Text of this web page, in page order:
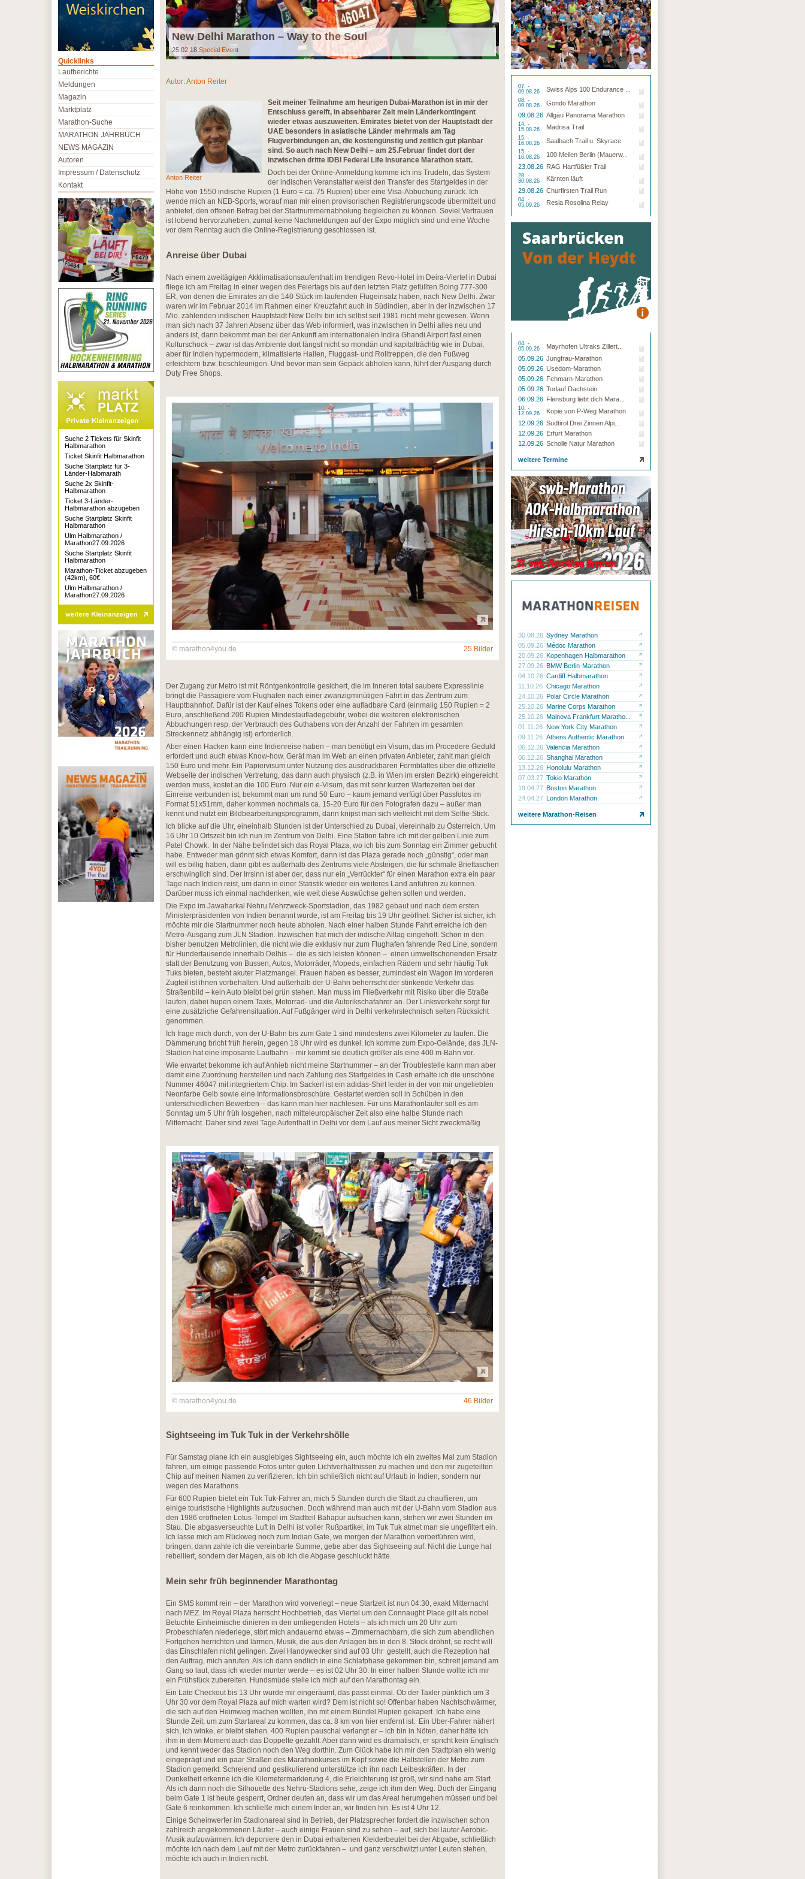
New Delhi Marathon – Way to the Soul
25.02.18 Special Event
Autor:Anton Reiter
Anton Reiter
Seit meiner Teilnahme am heurigen Dubai-Marathon ist in mir der
Entschluss gereift, in absehbarer Zeit mein Länderkontingent
wieder etwas auszuweiten. Emirates bietet von der Hauptstadt der
UAE besonders in asiatische Länder mehrmals am Tag
Flugverbindungen an, die kostengünstig und zeitlich gut planbar
sind. So auch nach New Delhi – am 25.Februar findet dort der
inzwischen dritte IDBI Federal Life Insurance Marathon statt.
Doch bei der Online-Anmeldung komme ich ins Trudeln, das System
der indischen Veranstalter weist den Transfer des Startgeldes in der
Höhe von 1550 indische Rupien (1 Euro = ca. 75 Rupien) über eine Visa-Abbuchung zurück. Ich
wende mich an NEB-Sports, worauf man mir einen provisorischen Registrierungscode übermittelt und
anbietet, den offenen Betrag bei der Startnummernabholung begleichen zu können. Soviel Vertrauen
ist lobend hervorzuheben, zumal keine Nachmeldungen auf der Expo möglich sind und eine Woche
vor dem Renntag auch die Online-Registrierung geschlossen ist.
Anreise über Dubai
Nach einem zweitägigen Akklimatisationsaufenthalt im trendigen Revo-Hotel im Deira-Viertel in Dubai
fliege ich am Freitag in einer wegen des Feiertags bis auf den letzten Platz gefüllten Boing 777-300
ER, von denen die Emirates an die 140 Stück im laufenden Flugeinsatz haben, nach New Delhi. Zwar
waren wir im Februar 2014 im Rahmen einer Kreuzfahrt auch in Südindien, aber in der inzwischen 17
Mio. zählenden indischen Hauptstadt New Delhi bin ich selbst seit 1981 nicht mehr gewesen. Wenn
man sich nach 37 Jahren Absenz über das Web informiert, was inzwischen in Delhi alles neu und
anders ist, dann bekommt man bei der Ankunft am internationalen Indira Ghandi Airport fast einen
Kulturschock – zwar ist das Ambiente dort längst nicht so mondän und kapitalträchtig wie in Dubai,
aber für Indien hypermodern, klimatisierte Hallen, Fluggast- und Rolltreppen, die den Fußweg
erleichtern bzw. beschleunigen. Und bevor man sein Gepäck abholen kann, führt der Ausgang durch
Duty Free Shops.
© marathon4you.de 25 Bilder
Der Zugang zur Metro ist mit Röntgenkontrolle gesichert, die im Inneren total saubere Expresslinie
bringt die Passagiere vom Flughafen nach einer zwanzigminütigen Fahrt in das Zentrum zum
Hauptbahnhof. Dafür ist der Kauf eines Tokens oder eine aufladbare Card (einmalig 150 Rupien = 2
Euro, anschließend 200 Rupien Mindestaufladegebühr, wobei die weiteren elektronischen
Abbuchungen resp. der Verbrauch des Guthabens von der Anzahl der Fahrten im gesamten
Streckennetz abhängig ist) erforderlich.
Aber einen Hacken kann eine Indienreise haben – man benötigt ein Visum, das im Procedere Geduld
erfordert und auch etwas Know-how. Gerät man im Web an einen privaten Anbieter, zahlt man gleich
150 Euro und mehr. Ein Papiervisum unter Nutzung des ausdruckbaren Formblattes über die offizielle
Webseite der indischen Vertretung, das dann auch physisch (z.B. in Wien im ersten Bezirk) eingereicht
werden muss, kostet an die 100 Euro. Nur ein e-Visum, das mit sehr kurzen Wartezeiten bei der
Einreise verbunden ist, bekommt man um rund 50 Euro – kaum jemand verfügt über Passfotos im
Format 51x51mm, daher kommen nochmals ca. 15-20 Euro für den Fotografen dazu – außer man
kennt und nutzt ein Bildbearbeitungsprogramm, dann knipst man sich vielleicht mit dem Selfie-Stick.
Ich blicke auf die Uhr, eineinhalb Stunden ist der Unterschied zu Dubai, viereinhalb zu Österreich. Um
16 Uhr 10 Ortszeit bin ich nun im Zentrum von Delhi. Eine Station fahre ich mit der gelben Linie zum
Patel Chowk. In der Nähe befindet sich das Royal Plaza, wo ich bis zum Sonntag ein Zimmer gebucht
habe. Entweder man gönnt sich etwas Komfort, dann ist das Plaza gerade noch „günstig“, oder man
will es billig haben, dann gibt es außerhalb des Zentrums viele Absteigen, die für schmale Brieftaschen
erschwinglich sind. Der Irrsinn ist aber der, dass nur ein „Verrückter“ für einen Marathon extra ein paar
Tage nach Indien reist, um dann in einer Statistik wieder ein weiteres Land anführen zu können.
Darüber muss ich einmal nachdenken, wie weit diese Auswüchse gehen sollen und werden.
Die Expo im Jawaharkal Nehru Mehrzweck-Sportstadion, das 1982 gebaut und nach dem ersten
Ministerpräsidenten von Indien benannt wurde, ist am Freitag bis 19 Uhr geöffnet. Sicher ist sicher, ich
möchte mir die Startnummer noch heute abholen. Nach einer halben Stunde Fahrt erreiche ich den
Metro-Ausgang zum JLN Stadion. Inzwischen hat mich der indische Alltag eingeholt. Schon in den
bisher benutzen Metrolinien, die nicht wie die exklusiv nur zum Flughafen fahrende Red Line, sondern
für Hundertausende innerhalb Delhis – die es sich leisten können – einen umweltschonenden Ersatz
statt der Benutzung von Bussen, Autos, Motorräder, Mopeds, einfachen Rädern und sehr häufig Tuk
Tuks bieten, besteht akuter Platzmangel. Frauen haben es besser, zumindest ein Wagon im vorderen
Zugteil ist ihnen vorbehalten. Und außerhalb der U-Bahn beherrscht der stinkende Verkehr das
Straßenbild – kein Auto bleibt bei grün stehen. Man muss im Fließverkehr mit Risiko über die Straße
laufen, dabei hupen einem Taxis, Motorrad- und die Autorikschafahrer an. Der Linksverkehr sorgt für
eine zusätzliche Gefahrensituation. Auf Fußgänger wird in Delhi verkehrstechnisch selten Rücksicht
genommen.
Ich frage mich durch, von der U-Bahn bis zum Gate 1 sind mindestens zwei Kilometer zu laufen. Die
Dämmerung bricht früh herein, gegen 18 Uhr wird es dunkel. Ich komme zum Expo-Gelände, das JLN-
Stadion hat eine imposante Laufbahn – mir kommt sie deutlich größer als eine 400 m-Bahn vor.
Wie erwartet bekomme ich auf Anhieb nicht meine Startnummer – an der Troublestelle kann man aber
damit eine Zuordnung herstellen und nach Zahlung des Startgeldes in Cash erhalte ich die unschöne
Nummer 46047 mit integriertem Chip. Im Sackerl ist ein adidas-Shirt leider in der von mir ungeliebten
Neonfarbe Gelb sowie eine Informationsbroschüre. Gestartet werden soll in Schüben in den
unterschiedlichen Bewerben – das kann man hier nachlesen. Für uns Marathonläufer soll es am
Sonntag um 5 Uhr früh losgehen, nach mitteleuropäischer Zeit also eine halbe Stunde nach
Mitternacht. Daher sind zwei Tage Aufenthalt in Delhi vor dem Lauf aus meiner Sicht zweckmäßig.
© marathon4you.de 46 Bilder
Sightseeing im Tuk Tuk in der Verkehrshölle
Für Samstag plane ich ein ausgiebiges Sightseeing ein, auch möchte ich ein zweites Mal zum Stadion
fahren, um einige passende Fotos unter guten Lichtverhältnissen zu machen und den mir zugeteilten
Chip auf meinen Namen zu verifizieren. Ich bin schließlich nicht auf Urlaub in Indien, sondern nur
wegen des Marathons.
Für 600 Rupien bietet ein Tuk Tuk-Fahrer an, mich 5 Stunden durch die Stadt zu chauffieren, um
einige touristische Highlights aufzusuchen. Doch während man auch mit der U-Bahn vom Stadion aus
den 1986 eröffneten Lotus-Tempel im Stadtteil Bahapur aufsuchen kann, stehen wir zwei Stunden im
Stau. Die abgasverseuchte Luft in Delhi ist voller Rußpartikel, im Tuk Tuk atmet man sie ungefiltert ein.
Ich lasse mich am Rückweg noch zum Indian Gate, wo morgen der Marathon vorbeiführen wird,
bringen, dann zahle ich die vereinbarte Summe, gebe aber das Sightseeing auf. Nicht die Lunge hat
rebelliert, sondern der Magen, als ob ich die Abgase geschluckt hätte.
Mein sehr früh beginnender Marathontag
Ein SMS kommt rein – der Marathon wird vorverlegt – neue Startzeit ist nun 04:30, exakt Mitternacht
nach MEZ. Im Royal Plaza herrscht Hochbetrieb, das Viertel um den Connaught Place gilt als nobel.
Betuchte Einheimische dinieren in den umliegenden Hotels – als ich mich um 20 Uhr zum
Probeschlafen niederlege, stört mich andauernd etwas – Zimmernachbarn, die sich zum abendlichen
Fortgehen herrichten und lärmen, Musik, die aus den Anlagen bis in den 8. Stock dröhnt, so recht will
das Einschlafen nicht gelingen. Zwei Handywecker sind auf 03 Uhr gestellt, auch die Rezeption hat
den Auftrag, mich anrufen. Als ich dann endlich in eine Schlafphase gekommen bin, schreit jemand am
Gang so laut, dass ich wieder munter werde – es ist 02 Uhr 30. In einer halben Stunde wollte ich mir
ein Frühstück zubereiten. Hundsmüde stelle ich mich auf den Marathontag ein.
Ein Late Checkout bis 13 Uhr wurde mir eingeräumt, das passt einmal. Ob der Taxler pünktlich um 3
Uhr 30 vor dem Royal Plaza auf mich warten wird? Dem ist nicht so! Offenbar haben Nachtschwärmer,
die sich auf den Heimweg machen wollten, ihn mit einem Bündel Rupien gekapert. Ich habe eine
Stunde Zeit, um zum Startareal zu kommen, das ca. 8 km von hier entfernt ist. Ein Uber-Fahrer nähert
sich, ich winke, er bleibt stehen. 400 Rupien pauschal verlangt er – ich bin in Nöten, daher hätte ich
ihm in dem Moment auch das Doppelte gezahlt. Aber dann wird es dramatisch, er spricht kein Englisch
und kennt weder das Stadion noch den Weg dorthin. Zum Glück habe ich mir den Stadtplan ein wenig
eingeprägt und ein paar Straßen des Marathonkurses im Kopf sowie die Haltstellen der Metro zum
Stadion gemerkt. Schreiend und gestikulierend unterstütze ich ihn nach Leibeskräften. In der
Dunkelheit erkenne ich die Kilometermarkierung 4, die Erleichterung ist groß, wir sind nahe am Start.
Als ich dann noch die Silhouette des Nehru-Stadions sehe, zeige ich ihm den Weg. Doch der Eingang
beim Gate 1 ist heute gesperrt, Ordner deuten an, dass wir um das Areal herumgehen müssen und bei
Gate 6 reinkommen. Ich schließe mich einem Inder an, wir finden hin. Es ist 4 Uhr 12.
Einige Scheinwerfer im Stadionareal sind in Betrieb, der Platzsprecher fordert die inzwischen schon
zahlreich angekommenen Läufer – auch einige Frauen sind zu sehen – auf, sich bei lauter Aerobic-
Musik aufzuwärmen. Ich deponiere den in Dubai erhaltenen Kleiderbeutel bei der Abgabe, schließlich
möchte ich nach dem Lauf mit der Metro zurückfahren – und ganz verschwitzt unter Leuten stehen,
möchte ich auch in Indien nicht.
07. -
09.08.26
Swiss Alps 100 Endurance ...
08. -
09.08.26
Gondo Marathon
09.08.26 Allgäu Panorama Marathon
14. -
15.08.26
Madrisa Trail
15. -
16.08.26
Saalbach Trail u. Skyrace
15. -
16.08.26
100 Meilen Berlin (Mauerw...
23.08.26 RAG Hartfüßler Trail
28. -
30.08.26
Kärnten läuft
29.08.26 Churfirsten Trail Run
04. -
05.09.26
Resia Rosolina Relay
04. -
05.09.26
Mayrhofen Ultraks Zillert...
05.09.26 Jungfrau-Marathon
05.09.26 Usedom-Marathon
05.09.26 Fehmarn-Marathon
05.09.26 Torlauf Dachstein
06.09.26 Flensburg liebt dich Mara...
10. -
12.09.26
Kopie von P-Weg Marathon
12.09.26 Südtirol Drei Zinnen Alpi...
12.09.26 Erfurt Marathon
12.09.26 Scholle Natur Marathon
weitere Termine
30.08.26 Sydney Marathon
05.09.26 Médoc Marathon
20.09.26 Kopenhagen Halbmarathon
27.09.26 BMW Berlin-Marathon
04.10.26 Cardiff Halbmarathon
11.10.26 Chicago Marathon
24.10.26 Polar Circle Marathon
25.10.26 Marine Corps Marathon
25.10.26 Mainova Frankfurt Maratho...
01.11.26 New York City Marathon
09.11.26 Athens Authentic Marathon
06.12.26 Valencia Marathon
06.12.26 Shanghai Marathon
13.12.26 Honolulu Marathon
07.03.27 Tokio Marathon
19.04.27 Boston Marathon
24.04.27 London Marathon
weitere Marathon-Reisen
Quicklinks
Laufberichte
Meldungen
Magazin
Marktplatz
Marathon-Suche
MARATHON JAHRBUCH
NEWS MAGAZIN
Autoren
Impressum / Datenschutz
Kontakt
Suche 2 Tickets für Skinfit
Halbmarathon
Ticket Skinfit Halbmarathon
Suche Startplatz für 3-
Länder-Halbmarath
Suche 2x Skinfit-
Halbmarathon
Ticket 3-Länder-
Halbmarathon abzugeben
Suche Startplatz Skinfit
Halbmarathon
Ulm Halbmarathon /
Marathon27.09.2026
Suche Startplatz Skinfit
Halbmarathon
Marathon-Ticket abzugeben
(42km), 60€
Ulm Halbmarathon /
Marathon27.09.2026